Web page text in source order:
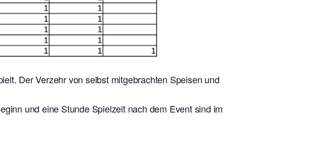
Der Verzehr von selbst mitgebrachten Speisen und
und eine Stunde Spielzeit nach dem Event sind im